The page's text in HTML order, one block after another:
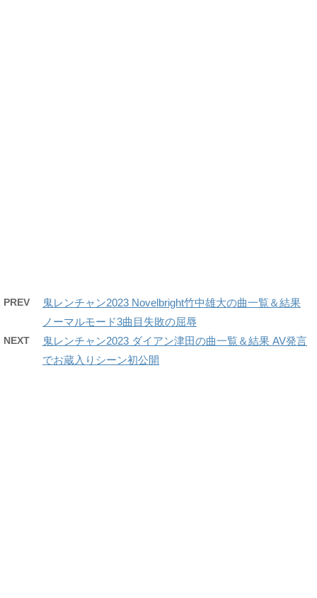
PREV
鬼レンチャン2023 Novelbright竹中雄大の曲一覧＆結果
ノーマルモード3曲目失敗の屈辱
NEXT
鬼レンチャン2023 ダイアン津田の曲一覧＆結果 AV発言
でお蔵入りシーン初公開